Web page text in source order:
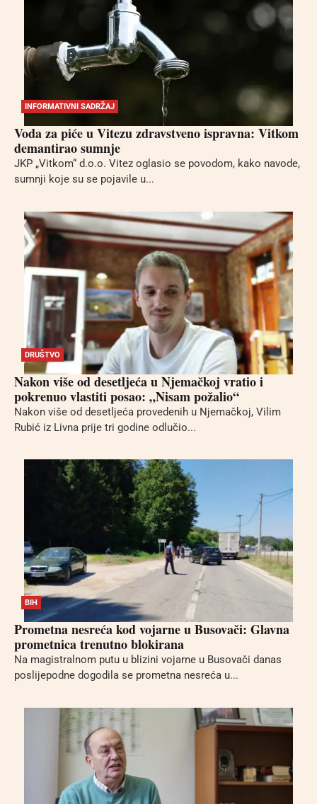
INFORMATIVNI SADRŽAJ
Voda za piće u Vitezu zdravstveno ispravna: Vitkom
demantirao sumnje
JKP „Vitkom“ d.o.o. Vitez oglasio se povodom, kako navode,
sumnji koje su se pojavile u...
DRUŠTVO
Nakon više od desetljeća u Njemačkoj vratio i
pokrenuo vlastiti posao: „Nisam požalio“
Nakon više od desetljeća provedenih u Njemačkoj, Vilim
Rubić iz Livna prije tri godine odlučio...
BIH
Prometna nesreća kod vojarne u Busovači: Glavna
prometnica trenutno blokirana
Na magistralnom putu u blizini vojarne u Busovači danas
poslijepodne dogodila se prometna nesreća u...